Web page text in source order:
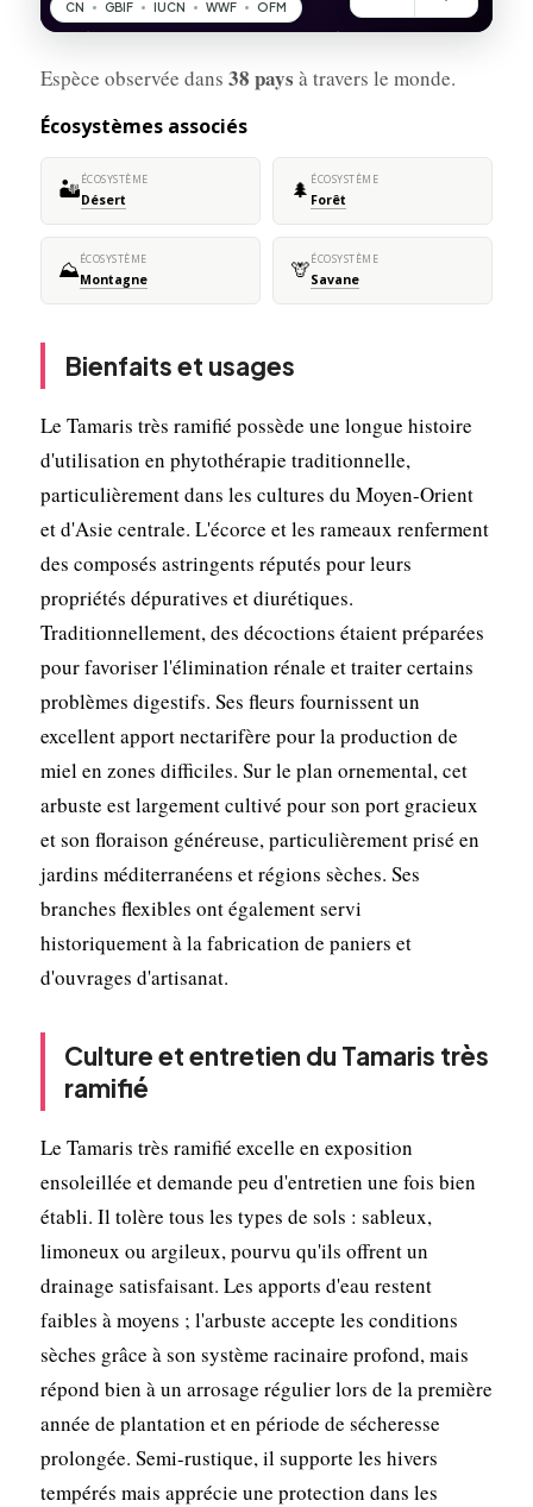
Espèce observée dans 38 pays à travers le monde.
Écosystèmes associés
🏜️ÉCOSYSTÈME
Désert 🌲 ÉCOSYSTÈME
Forêt
⛰️ÉCOSYSTÈME
Montagne 🦒ÉCOSYSTÈME
Savane
Bienfaits et usages
Le Tamaris très ramifié possède une longue histoire
d'utilisation en phytothérapie traditionnelle,
particulièrement dans les cultures du Moyen-Orient
et d'Asie centrale. L'écorce et les rameaux renferment
des composés astringents réputés pour leurs
propriétés dépuratives et diurétiques.
Traditionnellement, des décoctions étaient préparées
pour favoriser l'élimination rénale et traiter certains
problèmes digestifs. Ses fleurs fournissent un
excellent apport nectarifère pour la production de
miel en zones difficiles. Sur le plan ornemental, cet
arbuste est largement cultivé pour son port gracieux
et son floraison généreuse, particulièrement prisé en
jardins méditerranéens et régions sèches. Ses
branches flexibles ont également servi
historiquement à la fabrication de paniers et
d'ouvrages d'artisanat.
Culture et entretien du Tamaris très
ramifié
Le Tamaris très ramifié excelle en exposition
ensoleillée et demande peu d'entretien une fois bien
établi. Il tolère tous les types de sols : sableux,
limoneux ou argileux, pourvu qu'ils offrent un
drainage satisfaisant. Les apports d'eau restent
faibles à moyens ; l'arbuste accepte les conditions
sèches grâce à son système racinaire profond, mais
répond bien à un arrosage régulier lors de la première
année de plantation et en période de sécheresse
prolongée. Semi-rustique, il supporte les hivers
tempérés mais apprécie une protection dans les